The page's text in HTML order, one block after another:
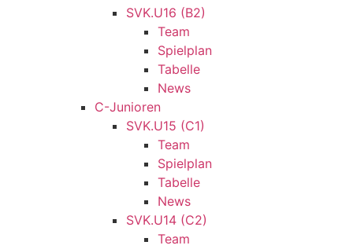
SVK.U16 (B2)
Team
Spielplan
Tabelle
News
C-Junioren
SVK.U15 (C1)
Team
Spielplan
Tabelle
News
SVK.U14 (C2)
Team